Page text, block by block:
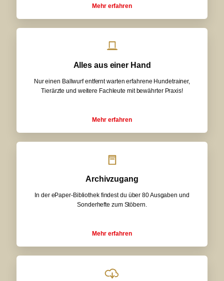
Mehr erfahren
Alles aus einer Hand
Nur einen Ballwurf entfernt warten erfahrene Hundetrainer,
Tierärzte und weitere Fachleute mit bewährter Praxis!
Mehr erfahren
Archivzugang
In der ePaper-Bibliothek findest du über 80 Ausgaben und
Sonderhefte zum Stöbern.
Mehr erfahren